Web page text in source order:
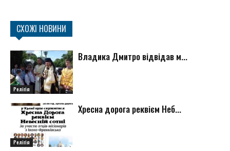
СХОЖІ НОВИНИ
Релігія
Владика Дмитро відвідав м...
Релігія
Хресна дорога реквієм Неб...